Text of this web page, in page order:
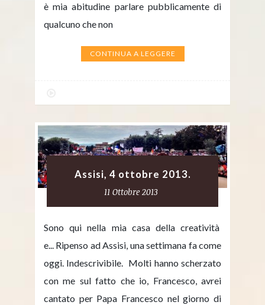
è mia abitudine parlare pubblicamente di
qualcuno che non
CONTINUA A LEGGERE
Assisi, 4 ottobre 2013.
11 Ottobre 2013
Sono qui nella mia casa della creatività
e... Ripenso ad Assisi, una settimana fa come
oggi. Indescrivibile. Molti hanno scherzato
con me sul fatto che io, Francesco, avrei
cantato per Papa Francesco nel giorno di